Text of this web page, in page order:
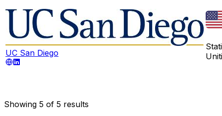
UC San Diego
Stati
Uniti
Showing 5 of 5 results